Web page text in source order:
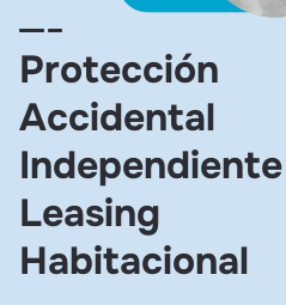
Protección
Accidental
Independiente
Leasing
Habitacional